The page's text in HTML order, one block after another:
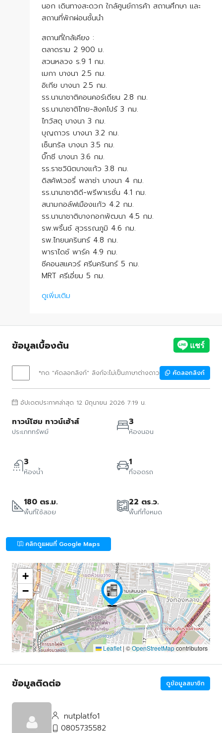
นอก เดินทางสะดวก ใกล้ศูนย์การค้า สถานศึกษา และ
สถานที่พักผ่อนชั้นนำ
สถานที่ใกล้เคียง :
ตลาดราม 2 900 ม.
สวนหลวง ร.9 1 กม.
เมกา บางนา 2.5 กม.
อิเกีย บางนา 2.5 กม.
รร.นานาชาติคอนคอร์เดียน 2.8 กม.
รร.นานาชาติไทย-สิงคโปร์ 3 กม.
ไทวัสดุ บางนา 3 กม.
บุญถาวร บางนา 3.2 กม.
เซ็นทรัล บางนา 3.5 กม.
บิ๊กซี บางนา 3.6 กม.
รร.ราชวินิตบางแก้ว 3.8 กม.
ดิสคัฟเวอรี่ พลาซ่า บางนา 4 กม.
รร.นานาชาติดี-พรีพาเรชั่น 4.1 กม.
สนามกอล์ฟเมืองแก้ว 4.2 กม.
รร.นานาชาติบางกอกพัฒนา 4.5 กม.
รพ.พริ้นซ์ สุวรรณภูมิ 4.6 กม.
รพ.ไทยนครินทร์ 4.8 กม.
พาราไดซ์ พาร์ค 4.9 กม.
ซีคอนสแควร์ ศรีนครินทร์ 5 กม.
MRT ศรีเอี่ยม 5 กม.
ดูเพิ่มเติม
ข้อมูลเบื้องต้น
*กด "คัดลอกลิงก์" ลิงก์จะไม่เป็นภาษาต่างดาว คัดลอกลิงก์
อัปเดตประกาศล่าสุด 12 มิถุนายน 2026 7:19 น.
ทาวน์โฮม ทาวน์เฮ้าส์
ประเภททรัพย์
3
ห้องนอน
3
ห้องน้ำ
1
ที่จอดรถ
180 ตร.ม.
พื้นที่ใช้สอย
22 ตร.ว.
พื้นที่ทั้งหมด
คลิกดูแผนที่ Google Maps
+
−
Leaflet | ©OpenStreetMapcontributors
ข้อมูลติดต่อ ดูข้อมูลสมาชิก
nutplatfo1
0805735582